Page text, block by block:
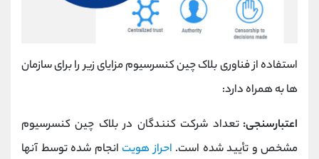
استفاده از فناوری بلاک چین کنسرسیوم مزایای زیر را برای سازمان
ها به همراه دارد:
اعتبارسنجی: تعداد شرکت کنندگان در بلاک چین کنسرسیوم
مشخص و تأیید شده است. احراز هویت انجام شده توسط آنها